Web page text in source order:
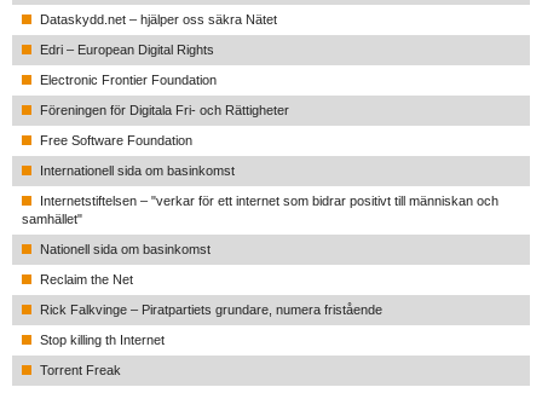
Dataskydd.net – hjälper oss säkra Nätet
Edri – European Digital Rights
Electronic Frontier Foundation
Föreningen för Digitala Fri- och Rättigheter
Free Software Foundation
Internationell sida om basinkomst
Internetstiftelsen – "verkar för ett internet som bidrar positivt till människan och
samhället"
Nationell sida om basinkomst
Reclaim the Net
Rick Falkvinge – Piratpartiets grundare, numera fristående
Stop killing th Internet
Torrent Freak